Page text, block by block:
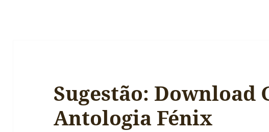
Sugestão: Download
Antologia Fénix